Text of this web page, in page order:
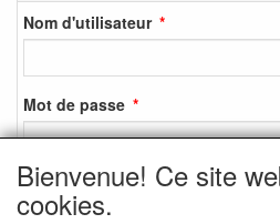
Nom d'utilisateur
Mot de passe
Bienvenue! Ce site
cookies.